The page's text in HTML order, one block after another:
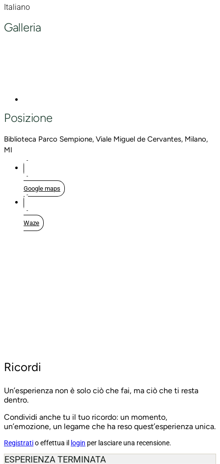
Italiano
Galleria
Posizione
Biblioteca Parco Sempione, Viale Miguel de Cervantes, Milano,
MI
Google maps
Waze
Ricordi
Un’esperienza non è solo ciò che fai, ma ciò che ti resta
dentro.
Condividi anche tu il tuo ricordo: un momento,
un’emozione, un legame che ha reso quest’esperienza unica.
Registratio effettua il login per lasciare una recensione.
ESPERIENZA TERMINATA